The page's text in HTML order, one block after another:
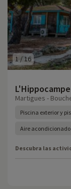
1 / 16
Martigues -
Piscina exterior y
Aire
Descubra las